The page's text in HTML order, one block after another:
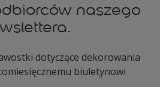
naszego
dotyczące dekorowania
biuletynowi